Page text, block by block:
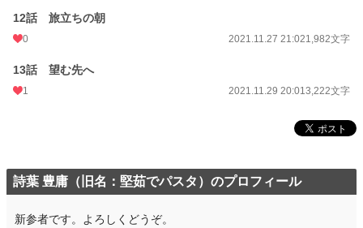
12話 旅立ちの朝
0 2021.11.27 21:021,982文字
13話 望む先へ
1 2021.11.29 20:013,222文字
詩葉 豊庸（旧名：堅茹でパスタ）のプロフィール
新参者です。よろしくどうぞ。